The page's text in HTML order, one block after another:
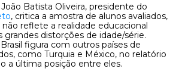
Batista Oliveira, presidente do
, critica a amostra de alunos avaliados,
reflete a realidade educacional
grandes distorções de idade/série.
figura com outros países de
como Turquia e México, no relatório
a última posição entre eles.